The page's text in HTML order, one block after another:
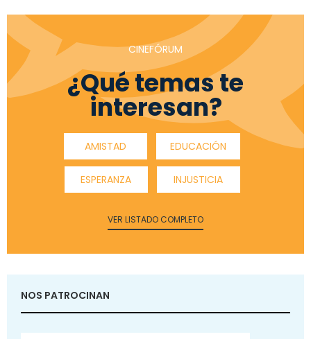
CINEFÓRUM
¿Qué temas te
interesan?
AMISTAD EDUCACIÓN
ESPERANZA INJUSTICIA
VER LISTADO COMPLETO
NOS PATROCINAN